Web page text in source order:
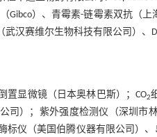
Gibco）、青霉素-链霉素双抗（
汉赛维尔生物科技有限公司）、
置显微镜（日本奥林巴斯）；CO2
司）；紫外强度检测仪（深圳市
仪（美国伯腾仪器有限公司）、